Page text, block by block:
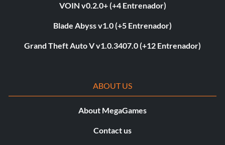
VOIN v0.2.0+ (+4 Entrenador)
Blade Abyss v1.0 (+5 Entrenador)
Grand Theft Auto V v1.0.3407.0 (+12 Entrenador)
ABOUT US
About MegaGames
Contact us